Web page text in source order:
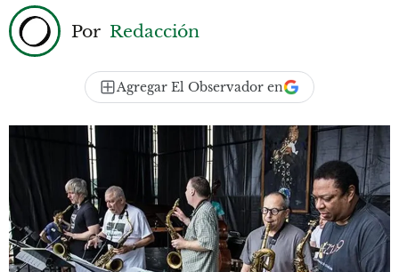
Por Redacción
Agregar El Observador en